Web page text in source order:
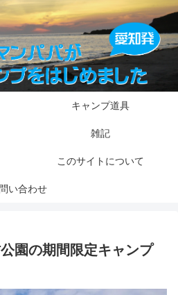
キャンプ道具
雑記
このサイトについて
問い合わせ
園の期間限定キャンプ